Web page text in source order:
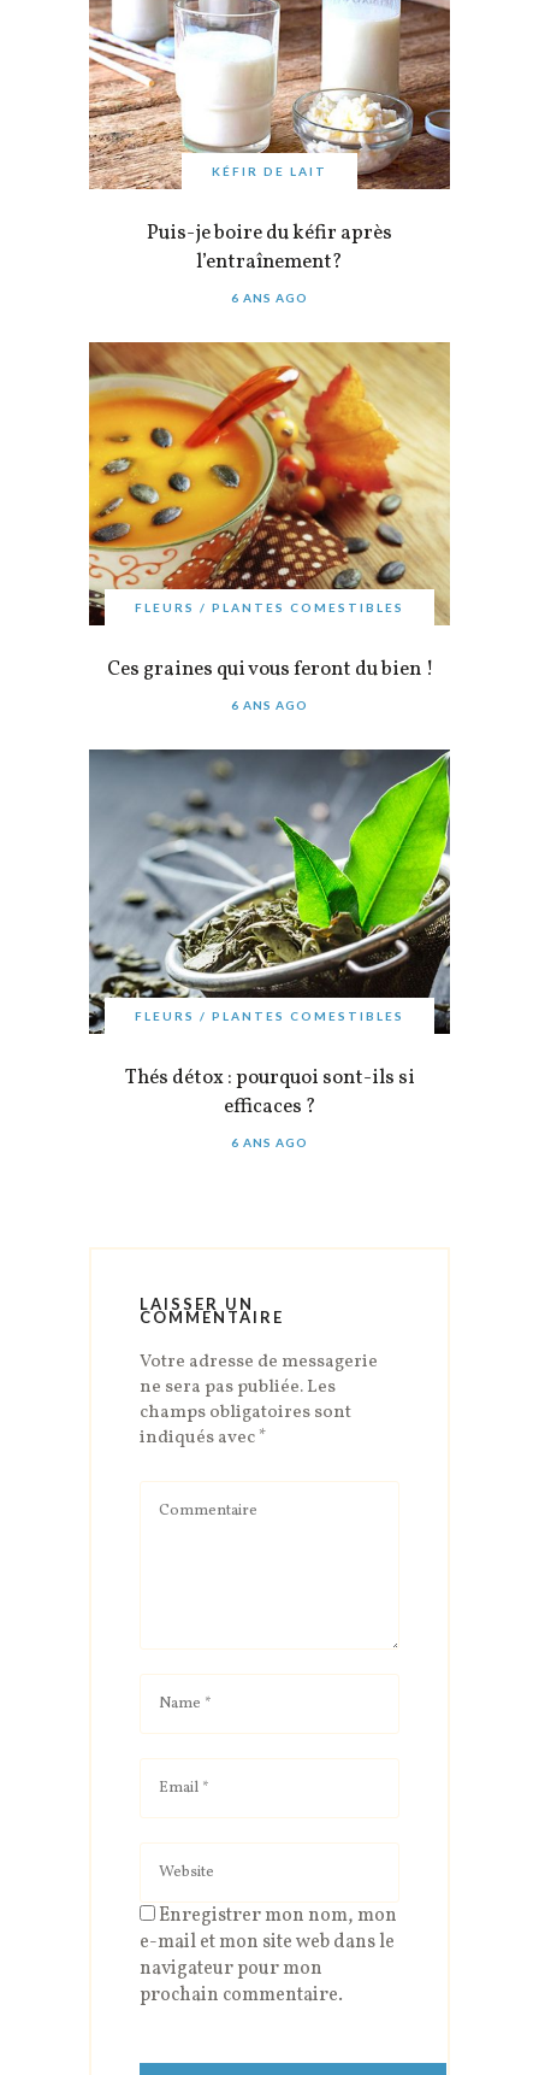
KÉFIR DE LAIT
Puis-je boire du kéfir après
l’entraînement?
6 ANS AGO
FLEURS / PLANTES COMESTIBLES
Ces graines qui vous feront du bien !
6 ANS AGO
FLEURS / PLANTES COMESTIBLES
Thés détox : pourquoi sont-ils si
efficaces ?
6 ANS AGO
LAISSER UN
COMMENTAIRE
Votre adresse de messagerie
ne sera pas publiée.Les
champs obligatoires sont
indiqués avec*
Enregistrer mon nom, mon
e-mail et mon site web dans le
navigateur pour mon
prochain commentaire.